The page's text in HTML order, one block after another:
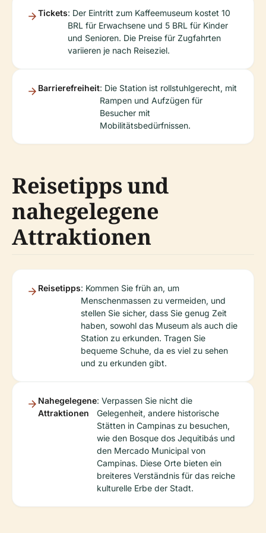
Tickets: Der Eintritt zum Kaffeemuseum kostet 10
BRL für Erwachsene und 5 BRL für Kinder
und Senioren. Die Preise für Zugfahrten
variieren je nach Reiseziel.
Barrierefreiheit: Die Station ist rollstuhlgerecht, mit
Rampen und Aufzügen für
Besucher mit
Mobilitätsbedürfnissen.
Reisetipps und
nahegelegene
Attraktionen
Reisetipps: Kommen Sie früh an, um
Menschenmassen zu vermeiden, und
stellen Sie sicher, dass Sie genug Zeit
haben, sowohl das Museum als auch die
Station zu erkunden. Tragen Sie
bequeme Schuhe, da es viel zu sehen
und zu erkunden gibt.
Nahegelegene
Attraktionen
: Verpassen Sie nicht die
Gelegenheit, andere historische
Stätten in Campinas zu besuchen,
wie den Bosque dos Jequitibás und
den Mercado Municipal von
Campinas. Diese Orte bieten ein
breiteres Verständnis für das reiche
kulturelle Erbe der Stadt.